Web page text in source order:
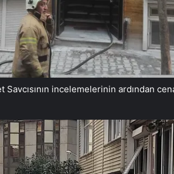
incelemelerinin ardından